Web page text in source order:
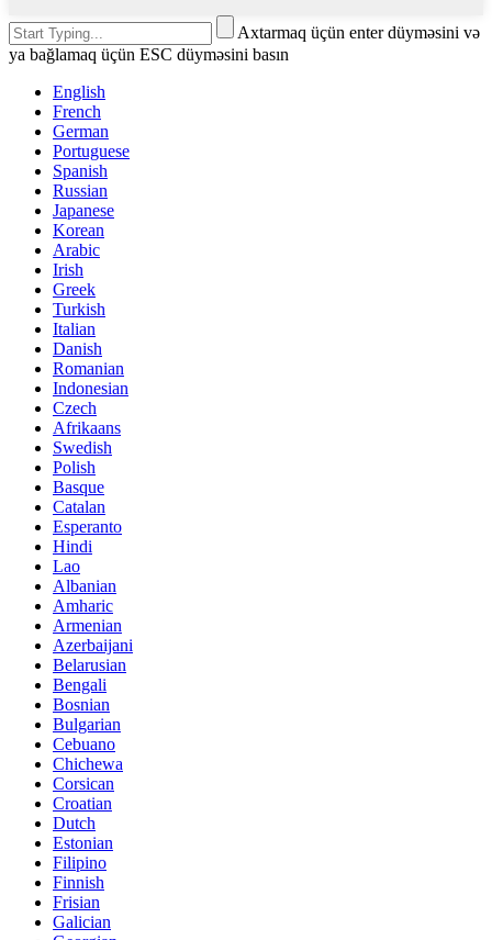
Axtarmaq üçün enter düyməsini və
ya bağlamaq üçün ESC düyməsini basın
English
French
German
Portuguese
Spanish
Russian
Japanese
Korean
Arabic
Irish
Greek
Turkish
Italian
Danish
Romanian
Indonesian
Czech
Afrikaans
Swedish
Polish
Basque
Catalan
Esperanto
Hindi
Lao
Albanian
Amharic
Armenian
Azerbaijani
Belarusian
Bengali
Bosnian
Bulgarian
Cebuano
Chichewa
Corsican
Croatian
Dutch
Estonian
Filipino
Finnish
Frisian
Galician